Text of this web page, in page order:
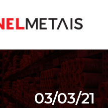
03/03/21